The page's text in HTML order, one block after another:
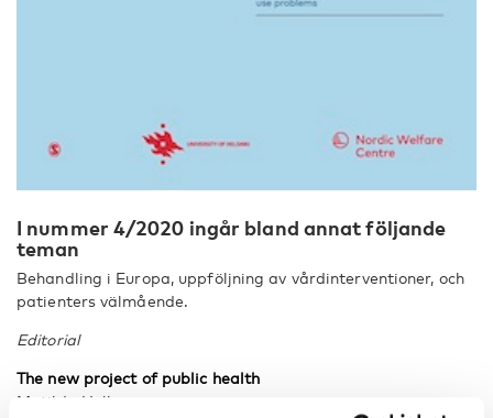
I nummer 4/2020 ingår bland annat följande
teman
Behandling i Europa, uppföljning av vårdinterventioner, och
patienters välmående.
Editorial
The new project of public health
Matilda Hellman